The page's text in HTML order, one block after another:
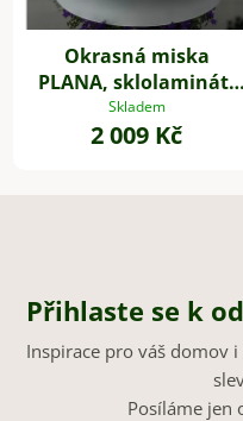
Okrasná miska
PLANA, sklolaminát,
11xØ43 cm, bílá
Skladem
2 009 Kč
Přihlaste se k
Inspirace pro váš domov
Posíláme jen